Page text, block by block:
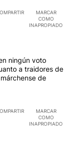
MARCAR
COMO
INAPROPIADO
ningún voto
a traidores de
de
MARCAR
COMO
INAPROPIADO